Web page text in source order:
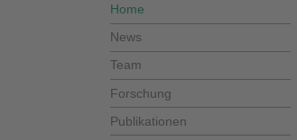
Home
News
Team
Forschung
Publikationen